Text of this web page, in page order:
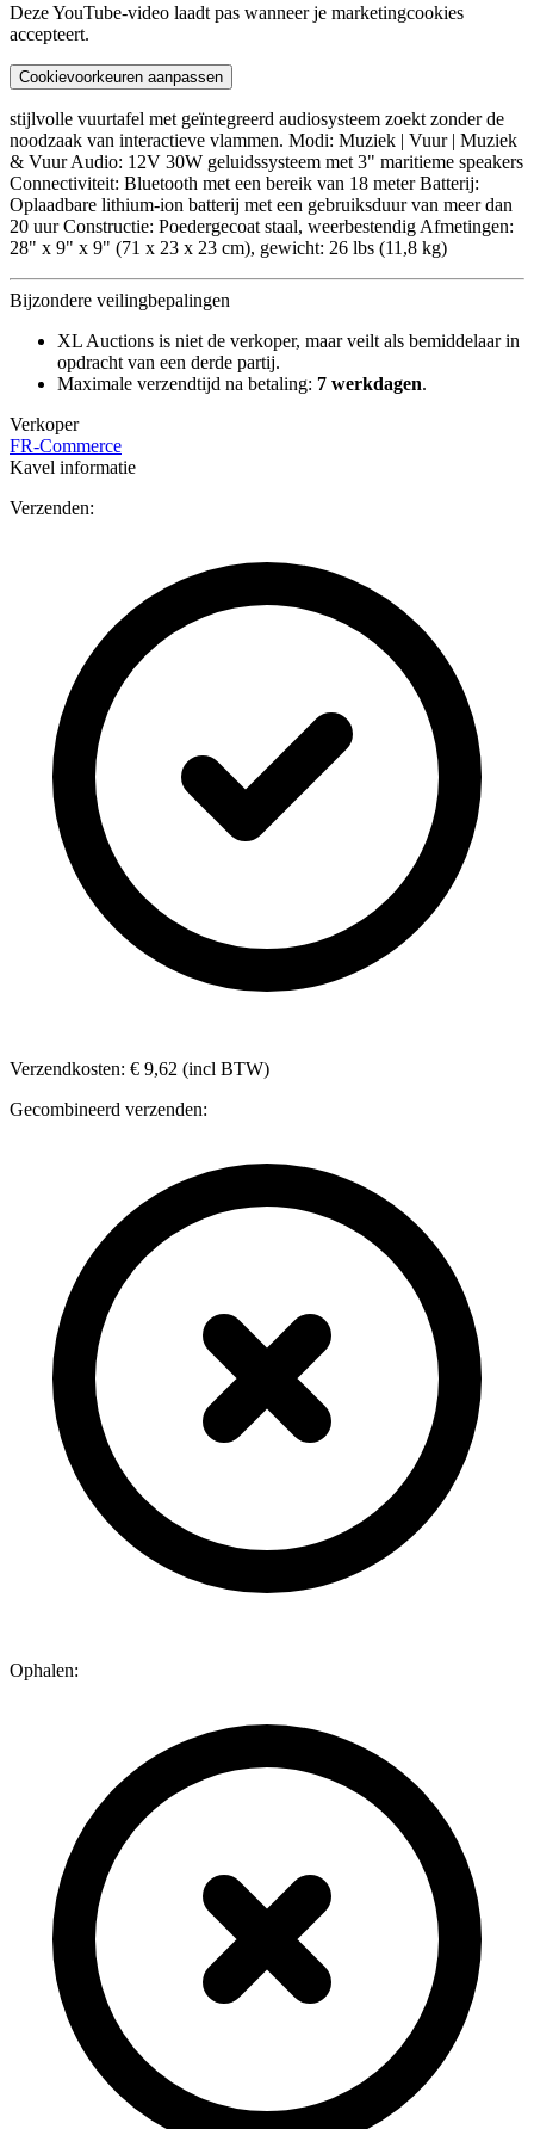
Deze YouTube-video laadt pas wanneer je marketingcookies
accepteert.
Cookievoorkeuren aanpassen
stijlvolle vuurtafel met geïntegreerd audiosysteem zoekt zonder de
noodzaak van interactieve vlammen. Modi: Muziek | Vuur | Muziek
& Vuur Audio: 12V 30W geluidssysteem met 3" maritieme speakers
Connectiviteit: Bluetooth met een bereik van 18 meter Batterij:
Oplaadbare lithium-ion batterij met een gebruiksduur van meer dan
20 uur Constructie: Poedergecoat staal, weerbestendig Afmetingen:
28" x 9" x 9" (71 x 23 x 23 cm), gewicht: 26 lbs (11,8 kg)
Bijzondere veilingbepalingen
XL Auctions is niet de verkoper, maar veilt als bemiddelaar in
opdracht van een derde partij.
Maximale verzendtijd na betaling: 7 werkdagen.
Verkoper
FR-Commerce
Kavel informatie
Verzenden:
Verzendkosten: € 9,62 (incl BTW)
Gecombineerd verzenden:
Ophalen: